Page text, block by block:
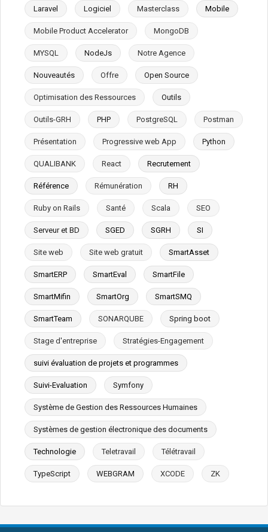
Laravel Logiciel Masterclass Mobile
Mobile Product Accelerator MongoDB
MYSQL NodeJs Notre Agence
Nouveautés Offre Open Source
Optimisation des Ressources Outils
Outils-GRH PHP PostgreSQL Postman
Présentation Progressive web App Python
QUALIBANK React Recrutement
Référence Rémunération RH
Ruby on Rails Santé Scala SEO
Serveur et BD SGED SGRH SI
Site web Site web gratuit SmartAsset
SmartERP SmartEval SmartFile
SmartMifin SmartOrg SmartSMQ
SmartTeam SONARQUBE Spring boot
Stage d'entreprise Stratégies-Engagement
suivi évaluation de projets et programmes
Suivi-Evaluation Symfony
Système de Gestion des Ressources Humaines
Systèmes de gestion électronique des documents
Technologie Teletravail Télétravail
TypeScript WEBGRAM XCODE ZK